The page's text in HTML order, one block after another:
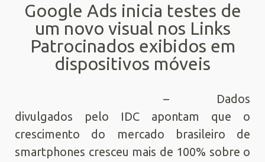
Google Ads inicia testes de
um novo visual nos Links
Patrocinados exibidos em
dispositivos móveis
– Dados
divulgados pelo IDC apontam que o
crescimento do mercado brasileiro de
smartphones cresceu mais de 100% sobre o